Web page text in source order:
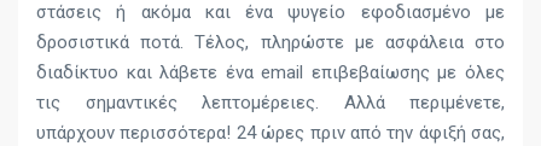
στάσεις ή ακόμα και ένα ψυγείο εφοδιασμένο με
δροσιστικά ποτά. Τέλος, πληρώστε με ασφάλεια στο
διαδίκτυο και λάβετε ένα email επιβεβαίωσης με όλες
τις σημαντικές λεπτομέρειες. Αλλά περιμένετε,
υπάρχουν περισσότερα! 24 ώρες πριν από την άφιξή σας,